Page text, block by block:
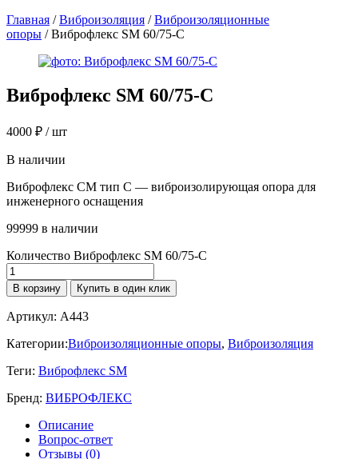
Главная /Виброизоляция /Виброизоляционные
опоры / Виброфлекс SM 60/75-C
Виброфлекс SM 60/75-C
4000 ₽ / шт
В наличии
Виброфлекс СМ тип C — виброизолирующая опора для
инженерного оснащения
99999 в наличии
Количество Виброфлекс SM 60/75-C
В корзину Купить в один клик
Артикул: A443
Категории:Виброизоляционные опоры, Виброизоляция
Теги: Виброфлекс SM
Бренд: ВИБРОФЛЕКС
Описание
Вопрос-ответ
Отзывы (0)